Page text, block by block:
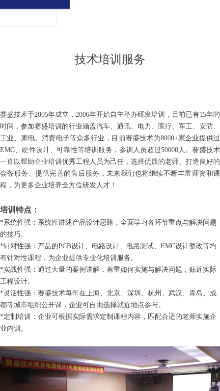
赛盛技术于2005年成立，2006年开始自主举办研发培训，目前已有15年的
时间，参加赛盛培训的行业涵盖汽车、通讯、电力、医疗、军工、安防、
工业、家电、消费电子等众多行业，目前赛盛技术为8000+家企业提供过
EMC、硬件设计、可靠性等培训服务，参训人员超过50000人。赛盛技术
一直以帮助企业培训优秀工程人员为己任，选择优质的老师、打造良好的
会务服务、提供完善的售后服务，未来我们也将继续不断丰富师资和课
程，为更多企业培养全方位研发人才！
培训特点：
*系统性强：系统性讲述产品设计思路，全面学习各环节重点与解决问题
的技巧。
*针对性强：产品的PCB设计、电路设计、电路测试、EMC设计整改等均
有针对性课程，为企业提供专业化培训服务。
*实战性强：通过大量的案例讲解，着重如何实施与解决问题，贴近实际
工程设计。
*灵活性强：赛盛技术每年在上海、北京、深圳、杭州、武汉、青岛、成
都等城市组织公开课，企业可自由选择就近地点参与。
*定制培训：企业可根据实际需求定制课程内容，匹配合适的老师实施企
业内训。
技术培训服务